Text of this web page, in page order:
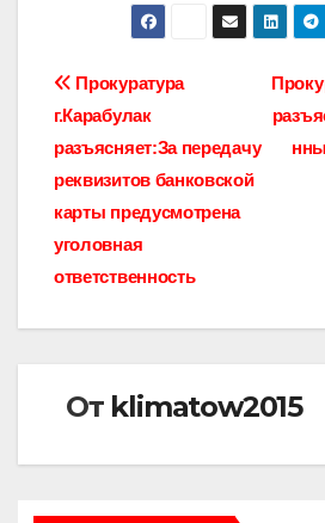
Навигация
по
записям
Прокуратура
г.Карабулак
разъясняет:За передачу
реквизитов банковской
карты предусмотрена
уголовная
ответственность
От klimatow2015